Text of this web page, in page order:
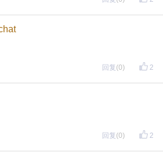
，请大家在苹果手机APP Store页
经上线，请大家在安卓应用市场
能具体可参见【
2
回复 (0)
2
回复 (0)